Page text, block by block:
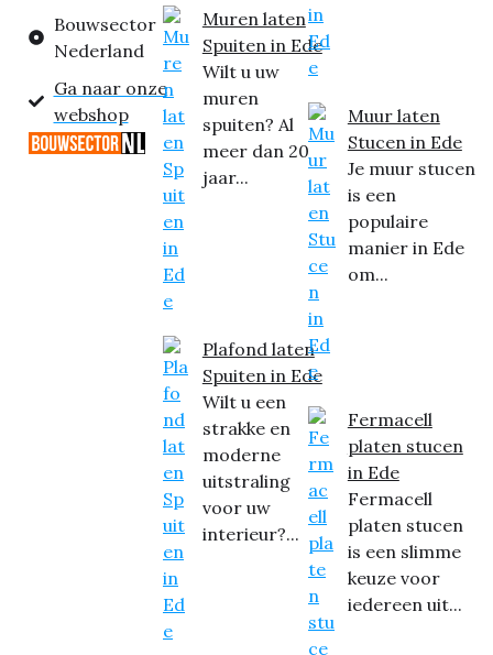
Bouwsector
Nederland
Ga naar onze
webshop
Muren laten
Spuiten in Ede
Wilt u uw
muren
spuiten? Al
meer dan 20
jaar...
Plafond laten
Spuiten in Ede
Wilt u een
strakke en
moderne
uitstraling
voor uw
interieur?...
Muur laten
Stucen in Ede
Je muur stucen
is een
populaire
manier in Ede
om...
Fermacell
platen stucen
in Ede
Fermacell
platen stucen
is een slimme
keuze voor
iedereen uit...